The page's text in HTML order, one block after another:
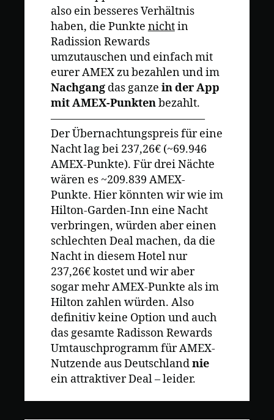
also ein besseres Verhältnis
haben, die Punkte nichtin
Radission Rewards
umzutauschen und einfach mit
eurer AMEX zu bezahlen und im
Nachgangdas ganze in der App
mit AMEX-Punktenbezahlt.
——————————————
Der Übernachtungspreis für eine
Nacht lag bei 237,26€ (~69.946
AMEX-Punkte). Für drei Nächte
wären es ~209.839 AMEX-
Punkte. Hier könnten wir wie im
Hilton-Garden-Inn eine Nacht
verbringen, würden aber einen
schlechten Deal machen, da die
Nacht in diesem Hotel nur
237,26€ kostet und wir aber
sogar mehr AMEX-Punkte als im
Hilton zahlen würden. Also
definitiv keine Option und auch
das gesamte Radisson Rewards
Umtauschprogramm für AMEX-
Nutzende aus Deutschlandnie
ein attraktiver Deal – leider.